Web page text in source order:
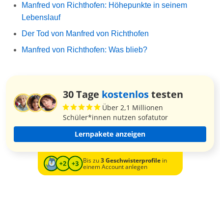
Manfred von Richthofen: Höhepunkte in seinem
Lebenslauf
Der Tod von Manfred von Richthofen
Manfred von Richthofen: Was blieb?
30 Tage kostenlostesten
Über 2,1 Millionen
Schüler*innen nutzen sofatutor
Lernpakete anzeigen
Bis zu3 Geschwisterprofilein
einem Account anlegen